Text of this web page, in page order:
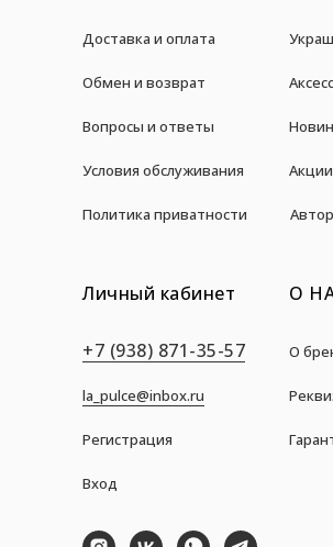
Доставка и оплата
Обмен и возврат
Вопросы и ответы
Акции
Условия обслуживания
Политика приватности
О
О
Личный кабинет
Вход
+7 (938) 871-35-57
la_pulce@inbox.ru
Регистрация